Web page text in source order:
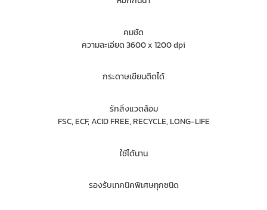
คมชัด
ความละเอียด 3600 x 1200 dpi
กระดาษเขียนติดได้
รักสิ่งแวดล้อม
FSC, ECF, ACID FREE, RECYCLE, LONG-LIFE
ใช้ได้นาน
รองรับเทคนิคพิเศษทุกชนิด